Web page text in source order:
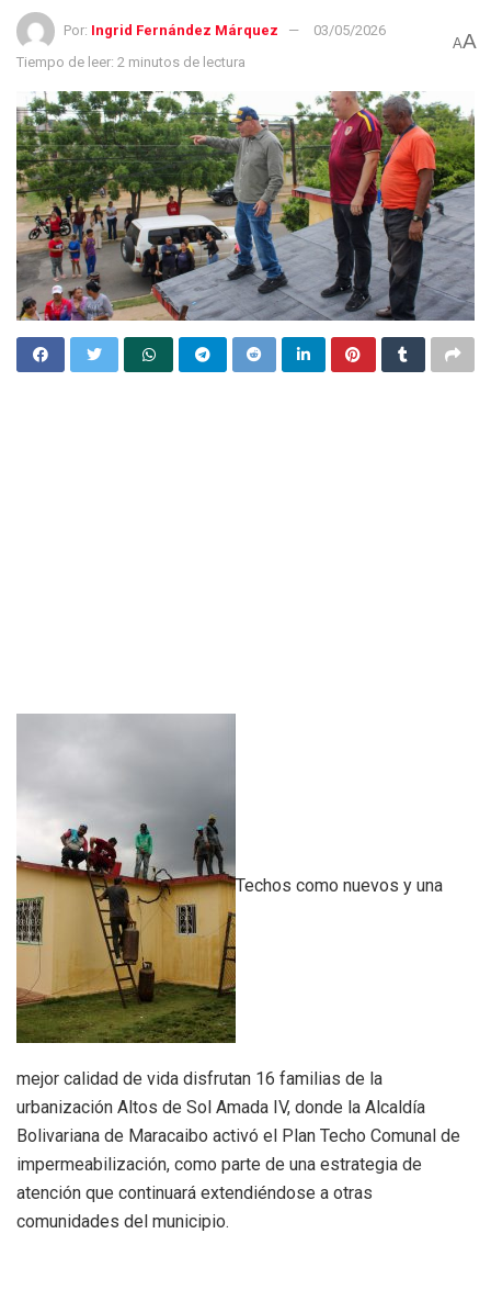
Por: Ingrid Fernández Márquez
03/05/2026
Tiempo de leer: 2 minutos de lectura
AA
Techos como nuevos y una
mejor calidad de vida disfrutan 16 familias de la
urbanización Altos de Sol Amada IV, donde la Alcaldía
Bolivariana de Maracaibo activó el Plan Techo Comunal de
impermeabilización, como parte de una estrategia de
atención que continuará extendiéndose a otras
comunidades del municipio.